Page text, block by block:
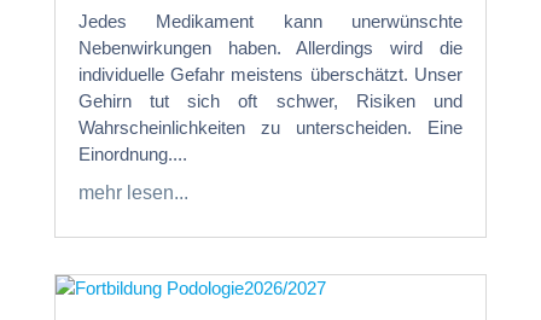
Jedes Medikament kann unerwünschte
Nebenwirkungen haben. Allerdings wird die
individuelle Gefahr meistens überschätzt. Unser
Gehirn tut sich oft schwer, Risiken und
Wahrscheinlichkeiten zu unterscheiden. Eine
Einordnung....
mehr lesen...